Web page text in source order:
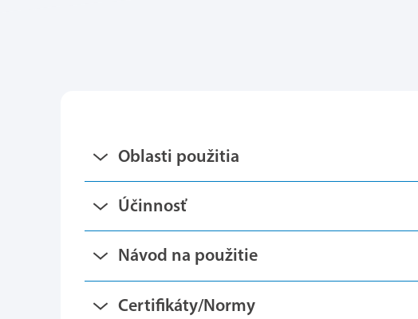
Oblasti použitia
Účinnosť
Návod na použitie
Certifikáty/Normy